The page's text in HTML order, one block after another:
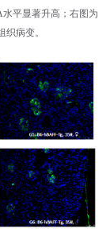
平显著升高；右图为
织病变。